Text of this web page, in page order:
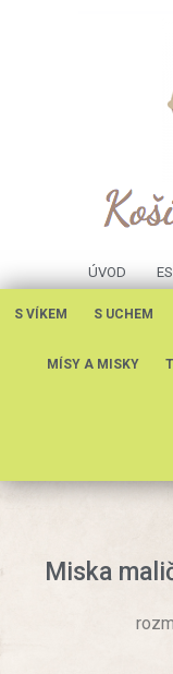
ÚVOD
S VÍKEM S UCHEM
MÍSY A MISKY
Miska